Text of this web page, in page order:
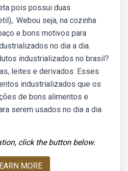
pois possui duas
Webou seja, na cozinha
e bons motivos para
no dia a dia.
industrializados no brasil?
leites e derivados: Esses
industrializados que os
de bons alimentos e
serem usados no dia a dia
click the button below.
MORE